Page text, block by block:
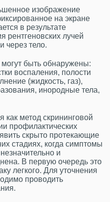
изображение
на экране
в результате
рентгеновских лучей
через тело.
быть обнаружены:
воспаления, полости
(жидкость, газ),
инородные тела,
как метод скрининговой
профилактических
скрыто протекающие
стадиях, когда симптомы
и
В первую очередь это
легкого. Для уточнения
проводить